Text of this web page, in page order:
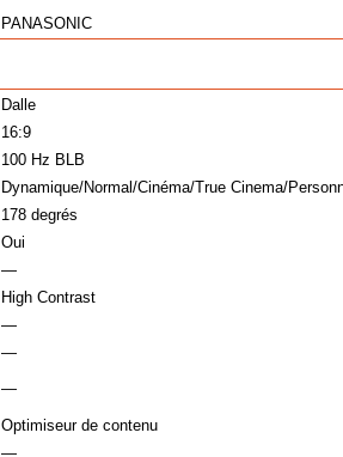
PANASONIC
Dalle
16:9
100 Hz BLB
Dynamique/Normal/Cinéma/True Cinema/
178 degrés
Oui
—
High Contrast
—
—
—
Optimiseur de contenu
—